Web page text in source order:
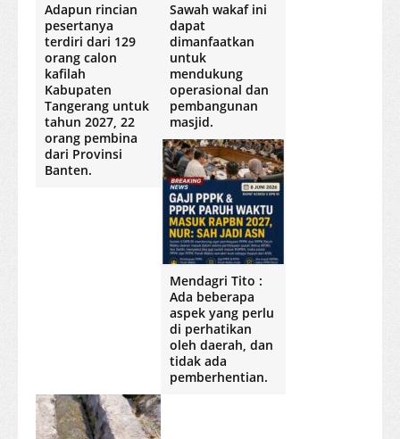
Adapun rincian
pesertanya
terdiri dari 129
orang calon
kafilah
Kabupaten
Tangerang untuk
tahun 2027, 22
orang pembina
dari Provinsi
Banten.
Sawah wakaf ini
dapat
dimanfaatkan
untuk
mendukung
operasional dan
pembangunan
masjid.
Mendagri Tito :
Ada beberapa
aspek yang perlu
di perhatikan
oleh daerah, dan
tidak ada
pemberhentian.